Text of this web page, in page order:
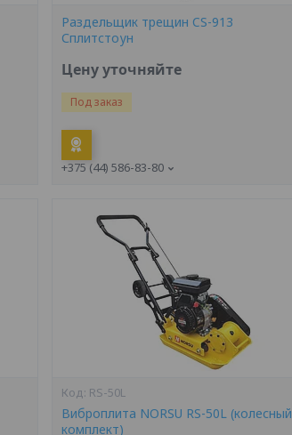
Раздельщик трещин CS-913
Сплитстоун
Цену уточняйте
Под заказ
+375 (44) 586-83-80
RS-50L
Виброплита NORSU RS-50L (колесный
комплект)